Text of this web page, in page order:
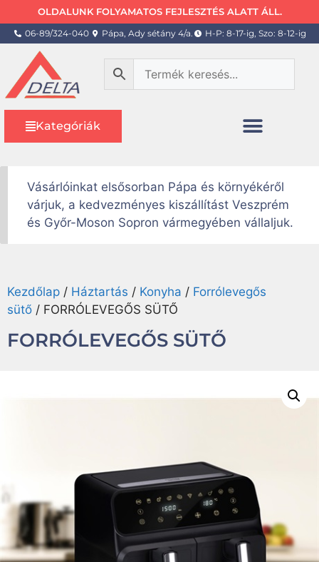
OLDALUNK FOLYAMATOS FEJLESZTÉS ALATT ÁLL.
06-89/324-040 Pápa, Ady sétány 4/a. H-P: 8-17-ig, Szo: 8-12-ig
Kategóriák
Vásárlóinkat elsősorban Pápa és környékéről
várjuk, a kedvezményes kiszállítást Veszprém
és Győr-Moson Sopron vármegyében vállaljuk.
Kezdőlap / Háztartás / Konyha / Forrólevegős
sütő / FORRÓLEVEGŐS SÜTŐ
FORRÓLEVEGŐS SÜTŐ